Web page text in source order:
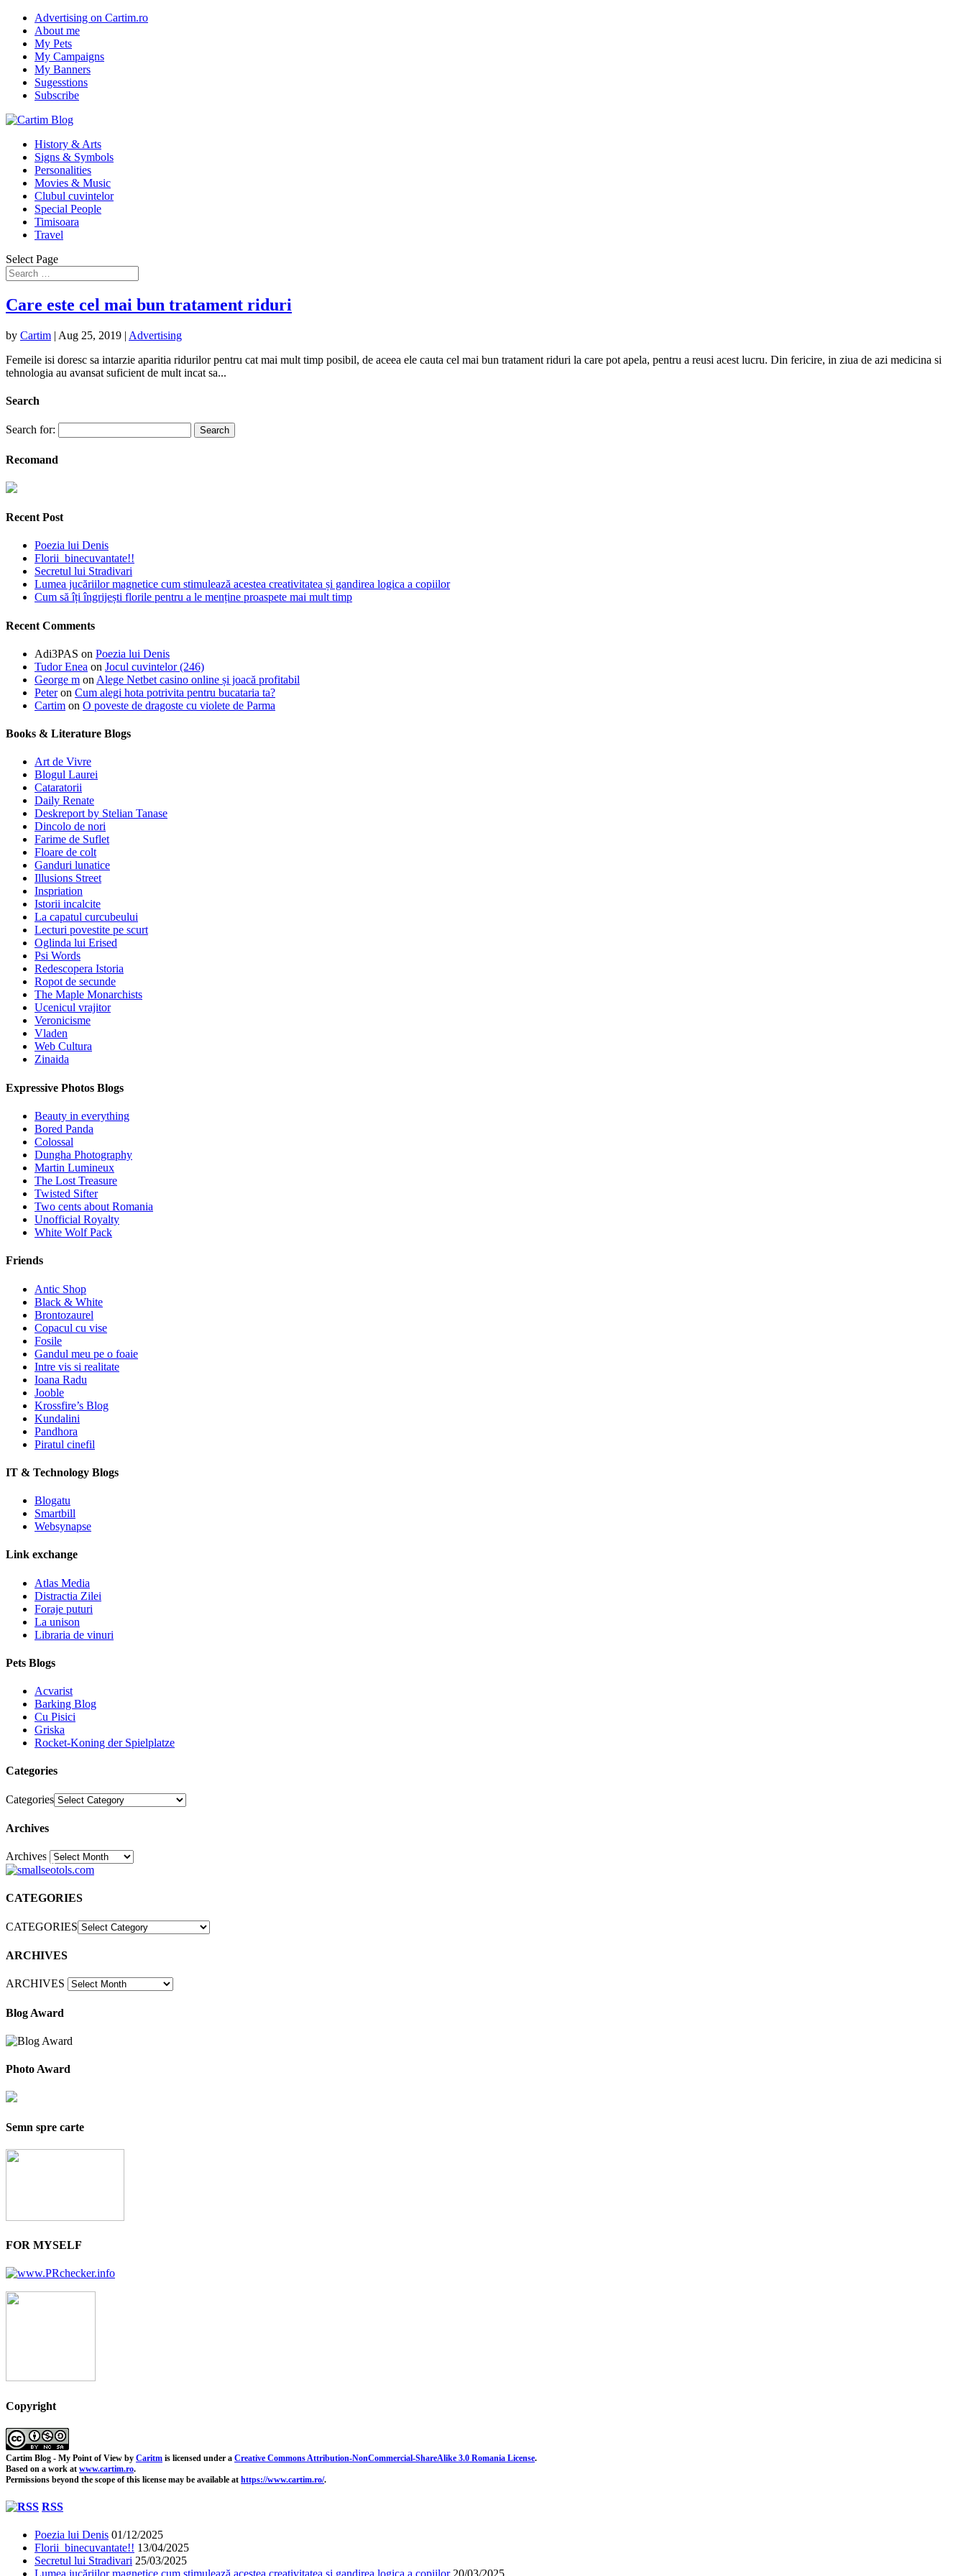
Advertising on Cartim.ro
About me
My Pets
My Campaigns
My Banners
Sugesstions
Subscribe
History & Arts
Signs & Symbols
Personalities
Movies & Music
Clubul cuvintelor
Special People
Timisoara
Travel
Select Page
Care este cel mai bun tratament riduri
by Cartim | Aug 25, 2019 | Advertising
Femeile isi doresc sa intarzie aparitia ridurilor pentru cat mai mult timp posibil, de aceea ele cauta cel mai bun tratament riduri la care pot apela, pentru a reusi acest lucru. Din fericire, in ziua de azi medicina si
tehnologia au avansat suficient de mult incat sa...
Search
Search for:
Recomand
Recent Post
Poezia lui Denis
Florii binecuvantate!!
Secretul lui Stradivari
Lumea jucăriilor magnetice cum stimulează acestea creativitatea și gandirea logica a copiilor
Cum să îți îngrijești florile pentru a le menține proaspete mai mult timp
Recent Comments
Adi3PAS on Poezia lui Denis
Tudor Enea on Jocul cuvintelor (246)
George m on Alege Netbet casino online și joacă profitabil
Peteron Cum alegi hota potrivita pentru bucataria ta?
Cartim on O poveste de dragoste cu violete de Parma
Books & Literature Blogs
Art de Vivre
Blogul Laurei
Cataratorii
Daily Renate
Deskreport by Stelian Tanase
Dincolo de nori
Farime de Suflet
Floare de colt
Ganduri lunatice
Illusions Street
Inspriation
Istorii incalcite
La capatul curcubeului
Lecturi povestite pe scurt
Oglinda lui Erised
Psi Words
Redescopera Istoria
Ropot de secunde
The Maple Monarchists
Ucenicul vrajitor
Veronicisme
Vladen
Web Cultura
Zinaida
Expressive Photos Blogs
Beauty in everything
Bored Panda
Colossal
Dungha Photography
Martin Lumineux
The Lost Treasure
Twisted Sifter
Two cents about Romania
Unofficial Royalty
White Wolf Pack
Friends
Antic Shop
Black & White
Brontozaurel
Copacul cu vise
Fosile
Gandul meu pe o foaie
Intre vis si realitate
Ioana Radu
Jooble
Krossfire’s Blog
Kundalini
Pandhora
Piratul cinefil
IT & Technology Blogs
Blogatu
Smartbill
Websynapse
Link exchange
Atlas Media
Distractia Zilei
Foraje puturi
La unison
Libraria de vinuri
Pets Blogs
Acvarist
Barking Blog
Cu Pisici
Griska
Rocket-Koning der Spielplatze
Categories
Categories
Archives
Archives30
CATEGORIES
CATEGORIES
ARCHIVES
ARCHIVES
Blog Award
Photo Award
Semn spre carte
FOR MYSELF
Copyright
Cartim Blog - My Point of View by Caritm is licensed under a Creative Commons Attribution-NonCommercial-ShareAlike 3.0 Romania License.
Based on a work at www.cartim.ro.
Permissions beyond the scope of this license may be available at https://www.cartim.ro/.
RSS
Poezia lui Denis 01/12/2025
Florii binecuvantate!! 13/04/2025
Secretul lui Stradivari 25/03/2025